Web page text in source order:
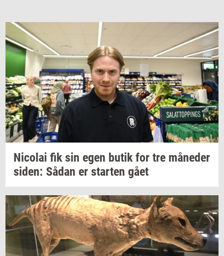
Ni­co­lai fik sin egen butik for tre må­ne­der
siden: Sådan er star­ten gået